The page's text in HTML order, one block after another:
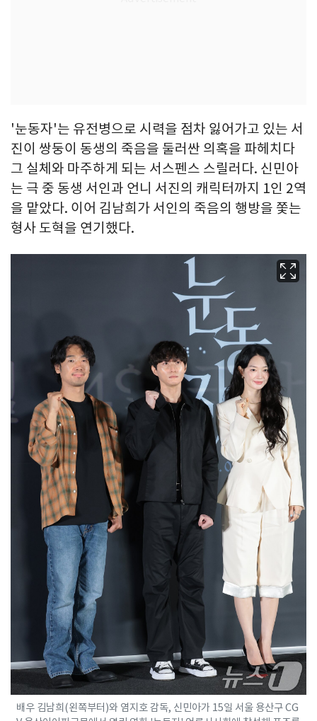
'눈동자'는 유전병으로 시력을 점차 잃어가고 있는 서
진이 쌍둥이 동생의 죽음을 둘러싼 의혹을 파헤치다
그 실체와 마주하게 되는 서스펜스 스릴러다. 신민아
는 극 중 동생 서인과 언니 서진의 캐릭터까지 1인 2역
을 맡았다. 이어 김남희가 서인의 죽음의 행방을 쫓는
형사 도혁을 연기했다.
배우 김남희(왼쪽부터)와 염지호 감독, 신민아가 15일 서울 용산구 CG